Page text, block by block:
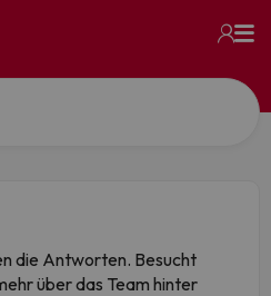
die Antworten. Besucht
über das Team hinter